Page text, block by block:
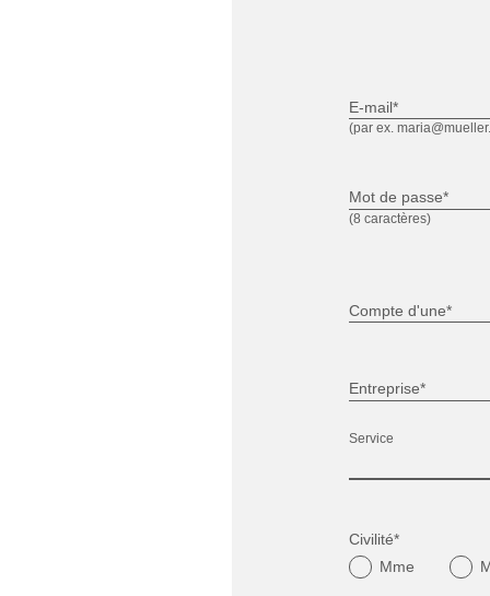
(par ex.
E-mail*
(8 caractères)
Mot de passe*
Compte d'une*
Entreprise*
Service
Civilité*
Mme